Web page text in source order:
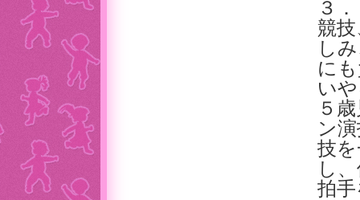
３
競
し
に
い
５
ン
技
し
拍